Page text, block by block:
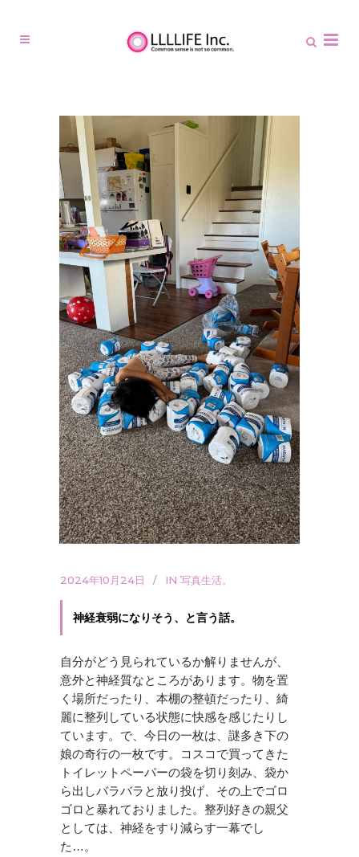
2024年10月24日 IN 写真生活。
神経衰弱になりそう、と言う話。
自分がどう見られているか解りませんが、
意外と神経質なところがあります。物を置
く場所だったり、本棚の整頓だったり、綺
麗に整列している状態に快感を感じたりし
ています。で、今日の一枚は、謎多き下の
娘の奇行の一枚です。コスコで買ってきた
トイレットペーパーの袋を切り刻み、袋か
ら出しバラバラと放り投げ、その上でゴロ
ゴロと暴れておりました。整列好きの親父
としては、神経をすり減らす一幕でし
た…。